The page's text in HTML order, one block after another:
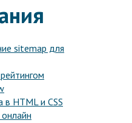
sitemap для
HTML и CSS